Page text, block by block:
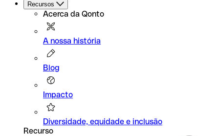
Recursos
Acerca da Qonto
A nossa história
Blog
Impacto
Diversidade, equidade e inclusão
Recurso